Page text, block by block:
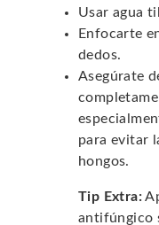
Usar agua
Enfocarte
dedos.
Asegúrate
para evitar
hongos.
Tip Extra:
antifúngico